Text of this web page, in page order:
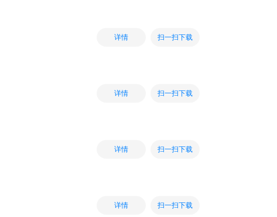
详情 扫一扫下载
详情 扫一扫下载
详情 扫一扫下载
详情 扫一扫下载